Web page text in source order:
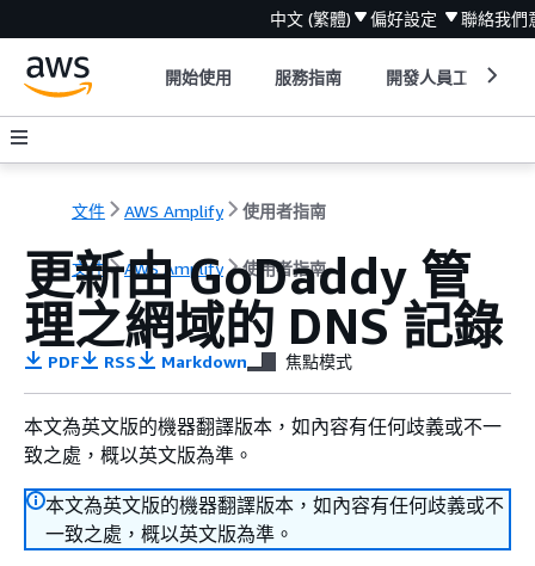
中文 (繁體) 偏好設定 聯絡我們
開始使用 服務指南 開發人員工具
文件 AWS Amplify 使用者指南
文件 AWS Amplify 使用者指南
更新由 GoDaddy 管
理之網域的 DNS 記錄
PDF RSS Markdown 焦點模式
本文為英文版的機器翻譯版本，如內容有任何歧義或不一
致之處，概以英文版為準。
本文為英文版的機器翻譯版本，如內容有任何歧義或不
一致之處，概以英文版為準。